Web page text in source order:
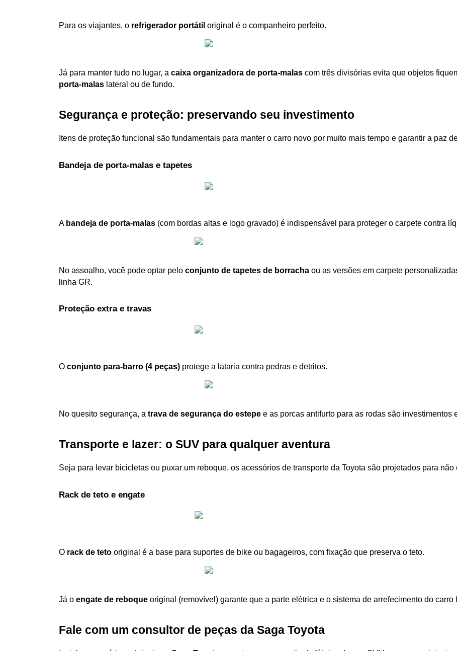
Para os viajantes, o refrigerador portátil original é o companheiro perfeito.
Já para manter tudo no lugar, a caixa organizadora de porta-malas com três divisórias evita que objetos
porta-malas lateral ou de fundo.
Segurança e proteção: preservando seu investimento
Itens de proteção funcional são fundamentais para manter o carro novo por muito mais tempo e garantir a paz
Bandeja de porta-malas e tapetes
A bandeja de porta-malas (com bordas altas e logo gravado) é indispensável para proteger o carpete contra
No assoalho, você pode optar pelo conjunto de tapetes de borracha ou as versões em carpete
linha GR.
Proteção extra e travas
O conjunto para-barro (4 peças) protege a lataria contra pedras e detritos.
No quesito segurança, a trava de segurança do estepe e as porcas antifurto para as rodas são
Transporte e lazer: o SUV para qualquer aventura
Seja para levar bicicletas ou puxar um reboque, os acessórios de transporte da Toyota são projetados para
Rack de teto e engate
O rack de teto original é a base para suportes de bike ou bagageiros, com fixação que preserva o teto.
Já o engate de reboque original (removível) garante que a parte elétrica e o sistema de arrefecimento do
Fale com um consultor de peças da Saga Toyota